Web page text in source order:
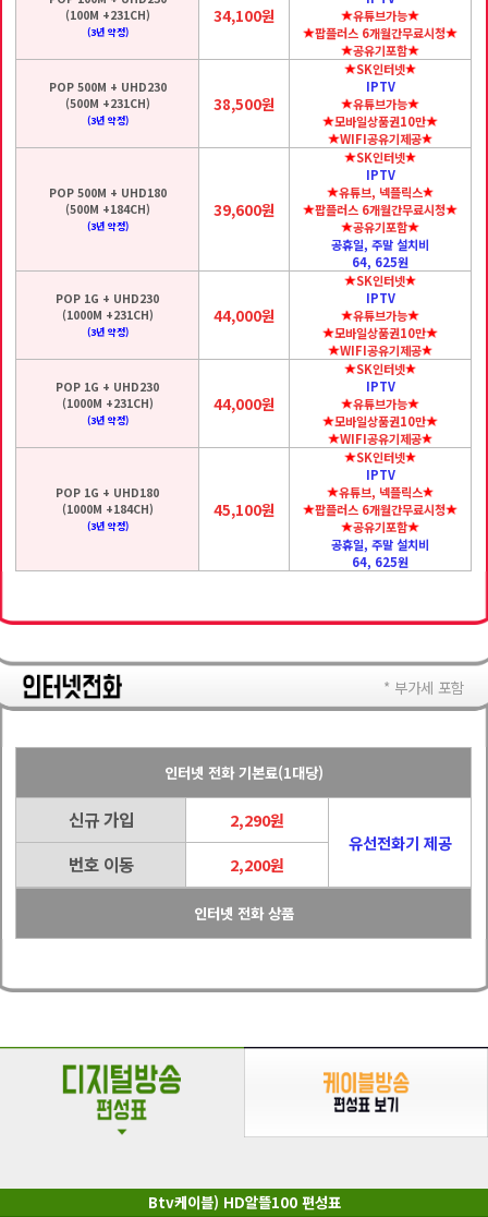
(100M +231CH)
(3년 약정)
34,100원
유튜브가능
팝플러스 6개월간무료시청
공유기포함
POP 500M + UHD230
(500M +231CH)
(3년 약정)
38,500원
SK인터넷
IPTV
유튜브가능
모바일상품권10만
WIFI공유기제공
POP 500M + UHD180
(500M +184CH)
(3년 약정)
39,600원
SK인터넷
IPTV
유튜브, 넥플릭스
팝플러스 6개월간무료시청
공유기포함
공휴일, 주말 설치비
64, 625원
POP 1G + UHD230
(1000M +231CH)
(3년 약정)
44,000원
SK인터넷
IPTV
유튜브가능
모바일상품권10만
WIFI공유기제공
POP 1G + UHD230
(1000M +231CH)
(3년 약정)
44,000원
SK인터넷
IPTV
유튜브가능
모바일상품권10만
WIFI공유기제공
POP 1G + UHD180
(1000M +184CH)
(3년 약정)
45,100원
SK인터넷
IPTV
유튜브, 넥플릭스
팝플러스 6개월간무료시청
공유기포함
공휴일, 주말 설치비
64, 625원
* 부가세 포함
인터넷 전화 기본료(1대당)
신규 가입
2,290원
유선전화기 제공
번호 이동 2,200원
인터넷 전화 상품
Btv케이블) HD알뜰100 편성표